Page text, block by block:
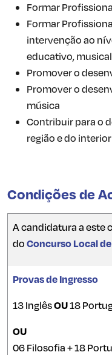
Formar
Formar
intervenção ao
educativo,
Promover o
Promover o
música
Contribuir para o
região e do
Condições de
A candidatura a este
doConcurso Local
Provas de Ingresso
13 InglêsOU18
OU
06 Filosofia + 18